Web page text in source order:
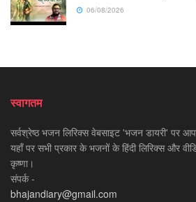
06/08/2026
स्वागतम
सर्वश्रेष्ठ भजन लिरिक्स वेबसाइट 'भजन डायरी' पर
यहाँ पर सभी प्रकार के भजनों के हिंदी लिरिक्स और
कृष्णा।
संपर्क -
bhajandiary@gmail.com